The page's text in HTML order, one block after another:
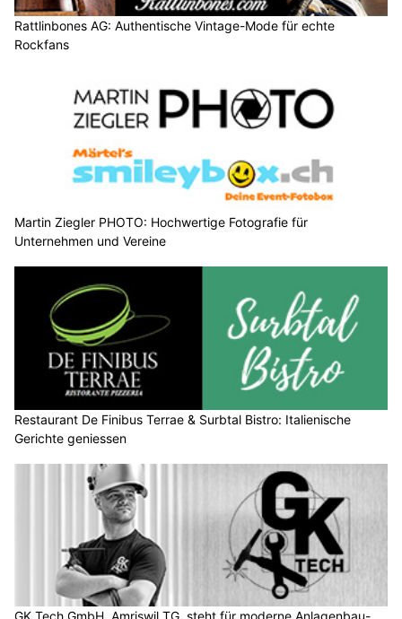
Rattlinbones AG: Authentische Vintage-Mode für echte
Rockfans
Martin Ziegler PHOTO: Hochwertige Fotografie für
Unternehmen und Vereine
Restaurant De Finibus Terrae & Surbtal Bistro: Italienische
Gerichte geniessen
GK Tech GmbH, Amriswil TG, steht für moderne Anlagenbau-